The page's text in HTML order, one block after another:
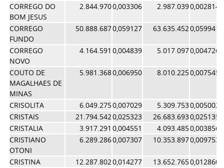
CORREGO DO
BOM JESUS
2.844.9700,003306 2.987.0390,002814
CORREGO
FUNDO
50.888.6870,059127 63.635.4520,059941
CORREGO
NOVO
4.164.591 0,004839 5.017.0970,004726
COUTO DE
MAGALHAES DE
MINAS
5.981.3680,006950 8.010.2250,007545
CRISOLITA 6.049.2750,007029 5.309.7530,005002
CRISTAIS
21.794.5420,025323 26.683.6930,025135
CRISTALIA
3.917.291 0,004551 4.093.4850,003856
CRISTIANO
OTONI
6.289.2860,007307 10.353.8970,009753
CRISTINA 12.287.8020,014277 13.652.7650,012860